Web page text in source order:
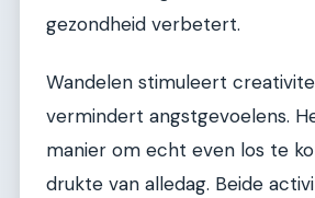
gezondheid verbetert.
Wandelen stimuleert
vermindert angstgevoelens.
manier om echt even los te
drukte van alledag. Beide